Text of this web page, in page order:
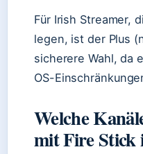
Für Irish Streamer,
legen, ist der Plus
sicherere Wahl, da
OS-
Welche
mit Fire